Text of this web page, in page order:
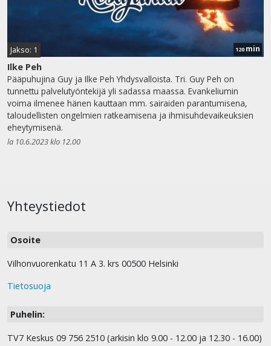
Jakso: 1 120 min
Ilke Peh
Pääpuhujina Guy ja Ilke Peh Yhdysvalloista. Tri. Guy Peh on
tunnettu palvelutyöntekijä yli sadassa maassa. Evankeliumin
voima ilmenee hänen kauttaan mm. sairaiden parantumisena,
taloudellisten ongelmien ratkeamisena ja ihmisuhdevaikeuksien
eheytymisenä.
la 10.6.2023 klo 12.00
Yhteystiedot
Osoite
Vilhonvuorenkatu 11 A 3. krs 00500 Helsinki
Tietosuoja
Puhelin:
TV7 Keskus 09 756 2510 (arkisin klo 9.00 - 12.00 ja 12.30 - 16.00)